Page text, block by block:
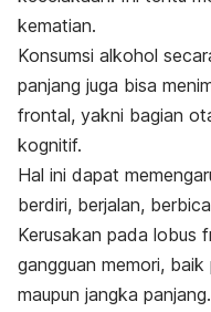
kematian.
Konsumsi alkohol
panjang juga bisa
frontal, yakni bagian
kognitif.
Hal ini dapat
berdiri, berjalan,
Kerusakan pada lobus
gangguan memori, baik
maupun jangka panjang.